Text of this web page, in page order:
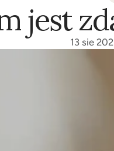
jest
13 sie